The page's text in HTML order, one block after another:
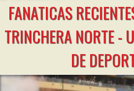
FANATICAS
TRINCHERA NORTE -
DE